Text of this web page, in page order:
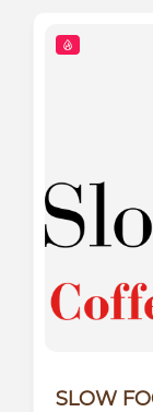
SLOW